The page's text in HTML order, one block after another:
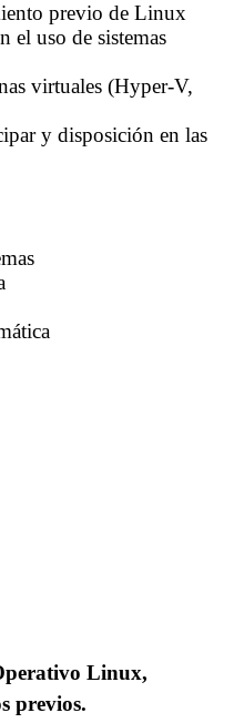
previo de Linux
el uso de sistemas
virtuales (Hyper-V,
y disposición en las
Linux,
previos.